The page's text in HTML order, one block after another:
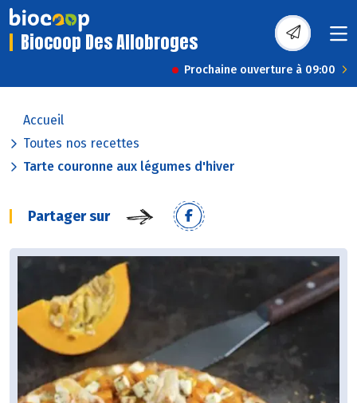
Biocoop Des Allobroges
Prochaine ouverture à 09:00
Accueil
Toutes nos recettes
Tarte couronne aux légumes d'hiver
Partager sur